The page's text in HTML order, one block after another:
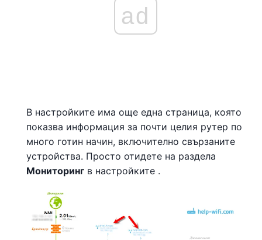
ad
В настройките има още една страница, която
показва информация за почти целия рутер по
много готин начин, включително свързаните
устройства. Просто отидете на раздела
Мониторинг в настройките .